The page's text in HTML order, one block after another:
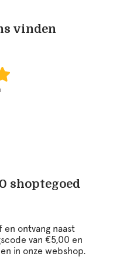
vinden
shoptegoed
ontvang naast
van €5,00 en
in onze webshop.